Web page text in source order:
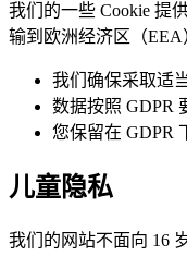
我们的一些 Cookie 提
输到欧洲经济区（EEA
我们确保采取适
数据按照 GDPR
您保留在 GDPR
儿童隐私
我们的网站不面向 16